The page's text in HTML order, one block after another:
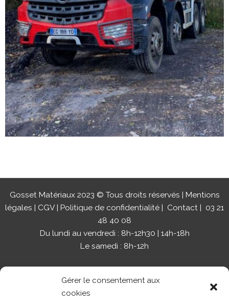
Gérer le consentement aux
cookies
Gosset Matériaux 2023 © Tous droits réservés | Mentions
légales | CGV| Politique de confidentialité | Contact | 03 21
48 40 08
Du lundi au vendredi : 8h-12h30 | 14h-18h
Le samedi : 8h-12h